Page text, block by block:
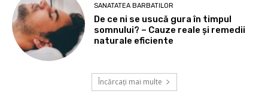
SANATATEA BARBATILOR
De ce ni se usucă gura în timpul
somnului? – Cauze reale și remedii
naturale eficiente
Încărcați mai multe